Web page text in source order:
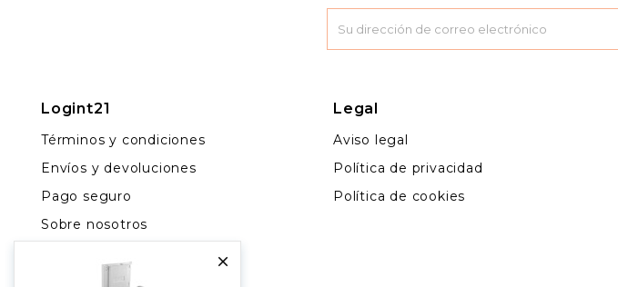

Logint21
Términos y condiciones
Envíos y devoluciones
Pago seguro
Sobre nosotros
Más vendidos
Legal
Aviso legal
Política de privacidad
Política de cookies